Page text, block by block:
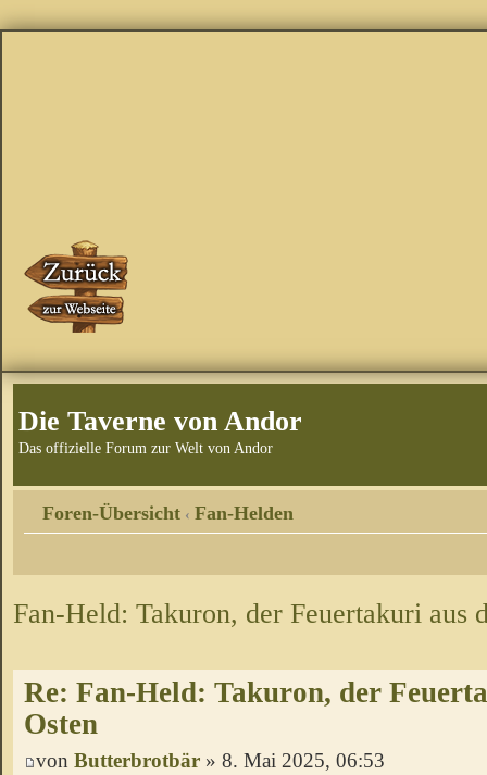
Die Taverne von Andor
Das offizielle Forum zur Welt von Andor
Foren-Übersicht ‹ Fan-Helden
Fan-Held: Takuron, der Feuertakuri aus
Re: Fan-Held: Takuron, der
Osten
von Butterbrotbär » 8. Mai 2025, 06:53